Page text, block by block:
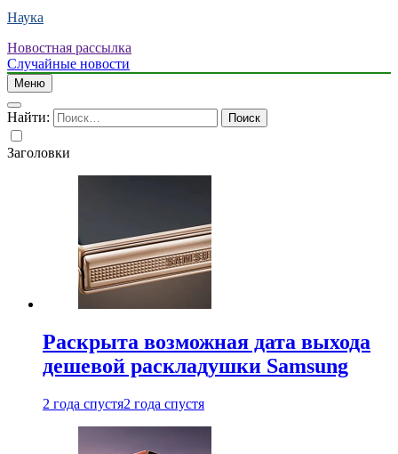
Наука
Новостная рассылка
Случайные новости
Меню
Найти:
Заголовки
Раскрыта возможная дата выхода
дешевой раскладушки Samsung
2 года спустя2 года спустя